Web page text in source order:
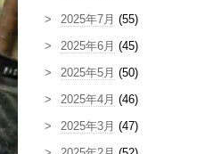
2025年7月 (55)
2025年6月 (45)
2025年5月 (50)
2025年4月 (46)
2025年3月 (47)